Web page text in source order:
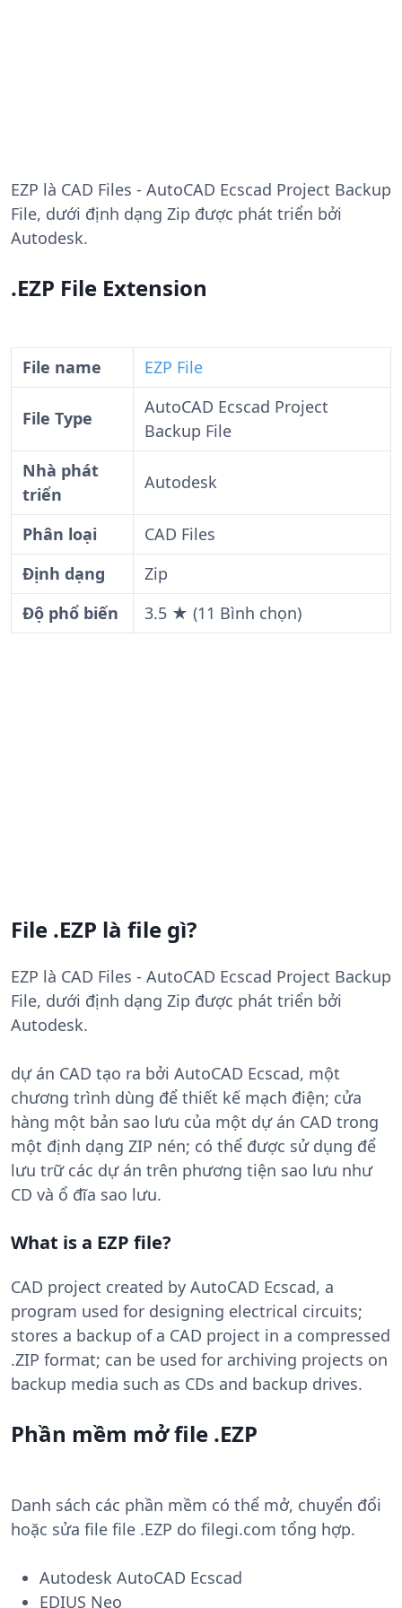
EZP là CAD Files - AutoCAD Ecscad Project Backup
File, dưới định dạng Zip được phát triển bởi
Autodesk.
.EZP File Extension
File name EZP File
File Type
AutoCAD Ecscad Project
Backup File
Nhà phát
triển
Autodesk
Phân loại
CAD Files
Định dạng
Zip
Độ phổ biến
3.5 ★ (11 Bình chọn)
File .EZP là file gì?
EZP là CAD Files - AutoCAD Ecscad Project Backup
File, dưới định dạng Zip được phát triển bởi
Autodesk.
dự án CAD tạo ra bởi AutoCAD Ecscad, một
chương trình dùng để thiết kế mạch điện; cửa
hàng một bản sao lưu của một dự án CAD trong
một định dạng ZIP nén; có thể được sử dụng để
lưu trữ các dự án trên phương tiện sao lưu như
CD và ổ đĩa sao lưu.
What is a EZP file?
CAD project created by AutoCAD Ecscad, a
program used for designing electrical circuits;
stores a backup of a CAD project in a compressed
.ZIP format; can be used for archiving projects on
backup media such as CDs and backup drives.
Phần mềm mở file .EZP
Danh sách các phần mềm có thể mở, chuyển đổi
hoặc sửa file file .EZP do filegi.com tổng hợp.
Autodesk AutoCAD Ecscad
EDIUS Neo